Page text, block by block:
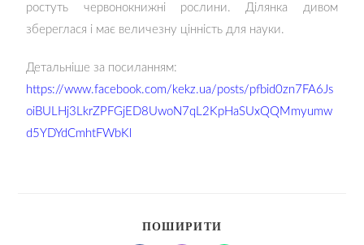
ростуть червонокнижні рослини. Ділянка дивом
збереглася і має величезну цінність для науки.
Детальніше за посиланням:
https://www.facebook.com/kekz.ua/posts/pfbid0zn7FA6Js
oiBULHj3LkrZPFGjED8UwoN7qL2KpHaSUxQQMmyumw
d5YDYdCmhtFWbKl
ПОШИРИТИ